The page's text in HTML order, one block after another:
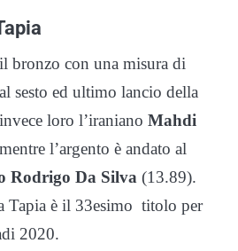
bronzo con una misura di
sesto ed ultimo lancio della
loro l’iraniano Mahdi
l’argento è andato al
Rodrigo Da Silva (13.89).
Tapia è il 33esimo titolo per
2020.